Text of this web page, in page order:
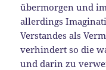
übermorgen und
allerdings
Verstandes als
verhindert so die
und darin zu